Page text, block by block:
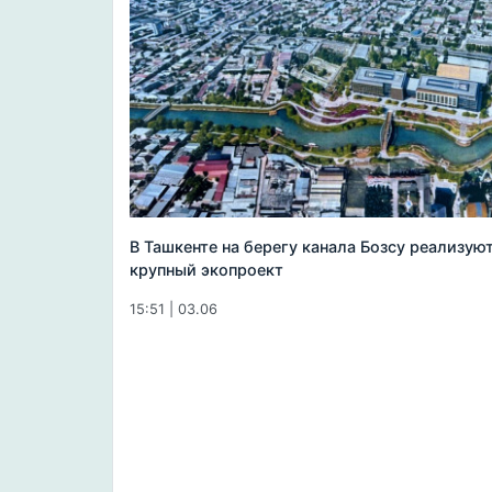
В Ташкенте на берегу канала Бозсу
крупный экопроект
15:51 | 03.06